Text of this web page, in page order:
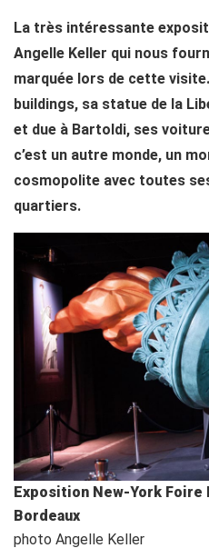
La très intéressante
Angelle Keller qui nous
marquée lors de cette
buildings, sa statue de la
et due à Bartoldi, ses
c’est un autre monde, un
cosmopolite avec toutes
quartiers.
Exposition New-York
Bordeaux
photo Angelle Keller